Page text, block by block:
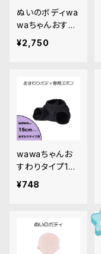
ぬいのボディwa
waちゃんおすわ
りタイプ20cm
（縫製済みぬい
¥2,750
wawaちゃんお
すわりタイプ15c
m専用ズボン｜
¥748